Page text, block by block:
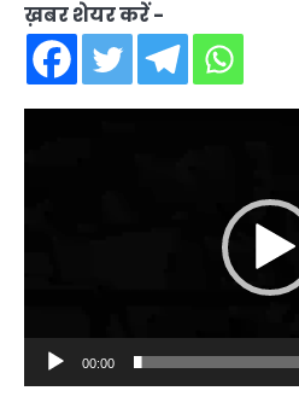
ख़बर शेयर करें -
00:00